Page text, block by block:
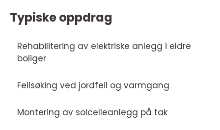
Typiske oppdrag
Rehabilitering av elektriske anlegg i eldre
boliger
Feilsøking ved jordfeil og varmgang
Montering av solcelleanlegg på tak